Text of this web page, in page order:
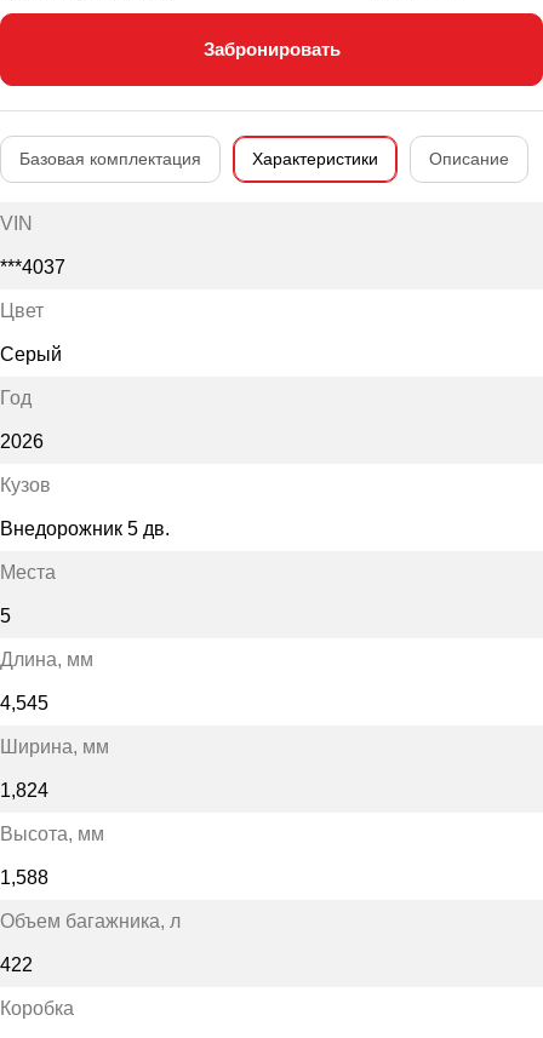
Забронировать
Базовая комплектация Характеристики Описание
VIN
***4037
Цвет
Серый
Год
2026
Кузов
Внедорожник 5 дв.
Места
5
Длина, мм
4,545
Ширина, мм
1,824
Высота, мм
1,588
Объем багажника, л
422
Коробка